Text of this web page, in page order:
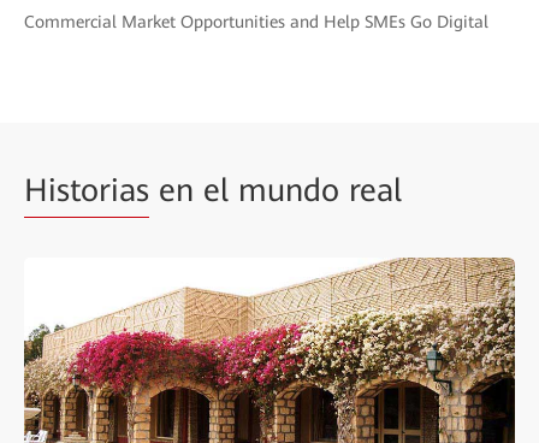
Commercial Market Opportunities and Help SMEs Go Digital
Historias en el mundo real